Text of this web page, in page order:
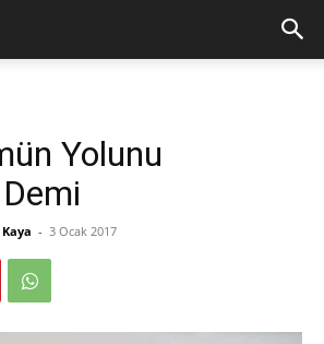
Yolunu
- 3 Ocak 2017